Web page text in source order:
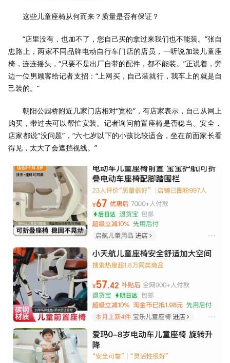
这些儿童座椅从何而来？质量是否有保证？
“店里没有，也加不了，您自己买的拿过来我们也不能装。”张自
忠路上，两家不同品牌电动自行车门店的店员，一听说加装儿童座
椅，连连摇头，“只要不是出厂自带的配件，都不能装。”正说着，旁
边一位男顾客给记者支招：“上网买，自己装就行，我车上的就是自
己装的。”
朝阳公园桥附近几家门店相对“宽松”，有店家表示，自己从网上
购买，带过去可以帮忙安装。记者询问前置座椅是否稳当、安全，
店家都说“没问题”，“六七岁以下的小孩比较适合，坐在前面家长看
得见，太大了会遮挡视线。”